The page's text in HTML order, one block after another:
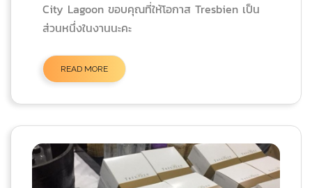
City Lagoon ขอบคุณที่ให้โอกาส Tresbien เป็น
ส่วนหนึ่งในงานนะคะ
READ MORE